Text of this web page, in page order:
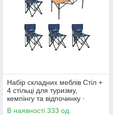
Набір складних меблів Стіл +
4 стільці для туризму,
кемпінгу та відпочинку ·
Металевий каркас
В наявності 333 од.